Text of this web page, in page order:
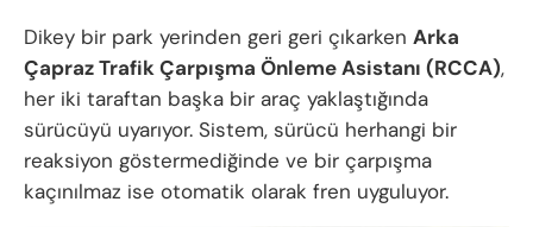
Dikey bir park yerinden geri geri çıkarken Arka
Çapraz Trafik Çarpışma Önleme Asistanı (RCCA),
her iki taraftan başka bir araç yaklaştığında
sürücüyü uyarıyor. Sistem, sürücü herhangi bir
reaksiyon göstermediğinde ve bir çarpışma
kaçınılmaz ise otomatik olarak fren uyguluyor.